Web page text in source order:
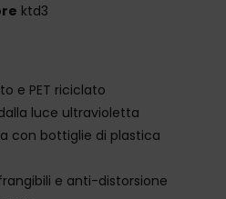
ktd3
e PET riciclato
luce ultravioletta
con bottiglie di plastica
e anti-distorsione